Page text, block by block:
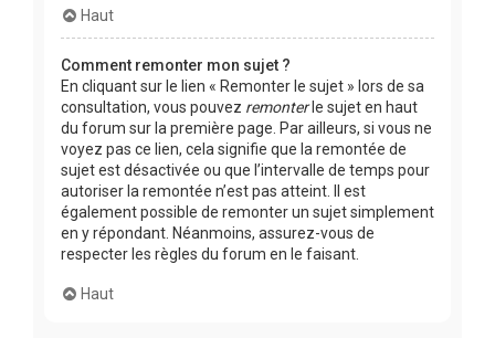
Haut
Comment remonter mon sujet ?
En cliquant sur le lien « Remonter le sujet » lors de sa
consultation, vous pouvez remonterle sujet en haut
du forum sur la première page. Par ailleurs, si vous ne
voyez pas ce lien, cela signifie que la remontée de
sujet est désactivée ou que l’intervalle de temps pour
autoriser la remontée n’est pas atteint. Il est
également possible de remonter un sujet simplement
en y répondant. Néanmoins, assurez-vous de
respecter les règles du forum en le faisant.
Haut